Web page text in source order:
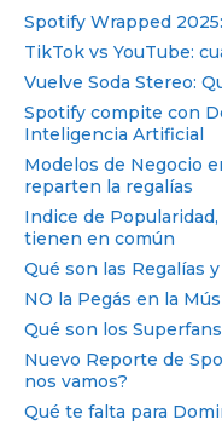
Spotify Wrapped
TikTok vs YouTube:
Vuelve Soda Stereo:
Spotify compite con
Inteligencia Artificial
Modelos de Negocio
reparten la regalías
Indice de
tienen en común
Qué son las Regalías
NO la Pegás en la
Qué son los
Nuevo Reporte de
nos vamos?
Qué te falta para